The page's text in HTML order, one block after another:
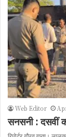
Web Editor
सनसनी : दसवीं